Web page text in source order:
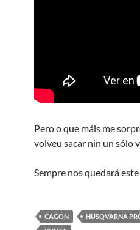
Pero o que máis me
volveu sacar nin un sólo
Sempre nos quedará
CAGÓN HUSQVARNA